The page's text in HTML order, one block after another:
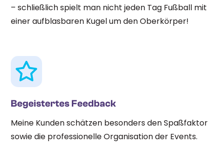
– schließlich spielt man nicht jeden Tag Fußball mit
einer aufblasbaren Kugel um den Oberkörper!
Begeistertes Feedback
Meine Kunden schätzen besonders den Spaßfaktor
sowie die professionelle Organisation der Events.